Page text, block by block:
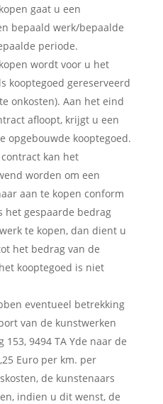
gaat u een
bepaald werk/bepaalde
periode.
wordt voor u het
kooptegoed gereserveerd
onkosten). Aan het eind
afloopt, krijgt u een
opgebouwde kooptegoed.
kan het
worden om een
aan te kopen conform
het gespaarde bedrag
te kopen, dan dient u
het bedrag van de
kooptegoed is niet
eventueel betrekking
van de kunstwerken
153, 9494 TA Yde naar de
Euro per km. per
de kunstenaars
indien u dit wenst, de